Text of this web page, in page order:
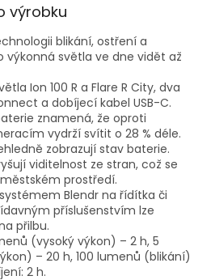
výrobku
blikání, ostření a
výkonná světla ve dne vidět až
Ion 100 R a Flare R City, dva
a dobíjecí kabel USB-C.
znamená, že oproti
vydrží svítit o 28 % déle.
zobrazují stav baterie.
viditelnost ze stran, což se
prostředí.
Blendr na řídítka či
příslušenstvím lze
přilbu.
(vysoký výkon) – 2 h, 5
– 20 h, 100 lumenů (blikání)
2 h.